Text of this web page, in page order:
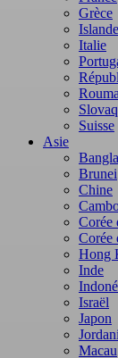
Grèce
Islande
Italie
Suisse
Asie
Brunei
Chine
Corée
Corée
Hong
Inde
Israël
Japon
Macau